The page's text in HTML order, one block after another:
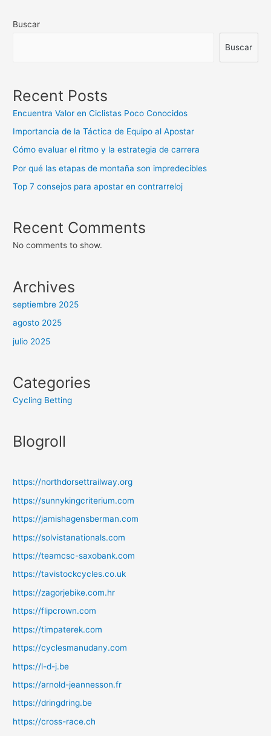
entradas
Buscar
Buscar
Recent Posts
Encuentra Valor en Ciclistas Poco Conocidos
Importancia de la Táctica de Equipo al Apostar
Cómo evaluar el ritmo y la estrategia de carrera
Por qué las etapas de montaña son impredecibles
Top 7 consejos para apostar en contrarreloj
Recent Comments
No comments to show.
Archives
septiembre 2025
agosto 2025
julio 2025
Categories
Cycling Betting
Blogroll
https://northdorsettrailway.org
https://sunnykingcriterium.com
https://jamishagensberman.com
https://solvistanationals.com
https://teamcsc-saxobank.com
https://tavistockcycles.co.uk
https://zagorjebike.com.hr
https://flipcrown.com
https://timpaterek.com
https://cyclesmanudany.com
https://l-d-j.be
https://arnold-jeannesson.fr
https://dringdring.be
https://cross-race.ch